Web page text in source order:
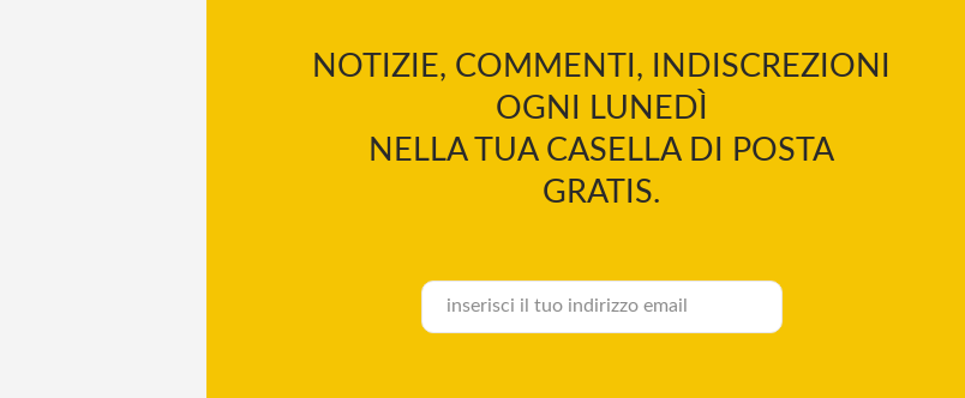
NOTIZIE, COMMENTI, INDISCREZIONI
OGNI LUNEDÌ
NELLA TUA CASELLA DI POSTA
GRATIS.